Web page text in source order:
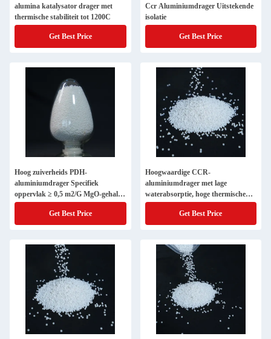
alumina katalysator drager met
thermische stabiliteit tot 1200C
Get Best Price
Ccr Aluminiumdrager Uitstekende
isolatie
Get Best Price
Hoog zuiverheids PDH-
aluminiumdrager Specifiek
oppervlak ≥ 0,5 m2/G MgO-gehalte
≤ 0,05%
Get Best Price
Hoogwaardige CCR-
aluminiumdrager met lage
waterabsorptie, hoge thermische
geleidbaarheid en hoge breeksterkte
voor de chemische en
petrochemische industrie
Get Best Price